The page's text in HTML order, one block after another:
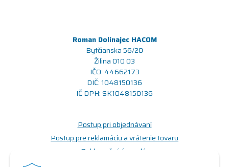
Roman Dolinajec HACOM
Bytčianska 56/20
Žilina 010 03
IČO: 44662173
DIČ: 1048150136
IČ DPH: SK1048150136
Postup pri objednávaní
Postup pre reklamáciu a vrátenie tovaru
Reklamačný formulár